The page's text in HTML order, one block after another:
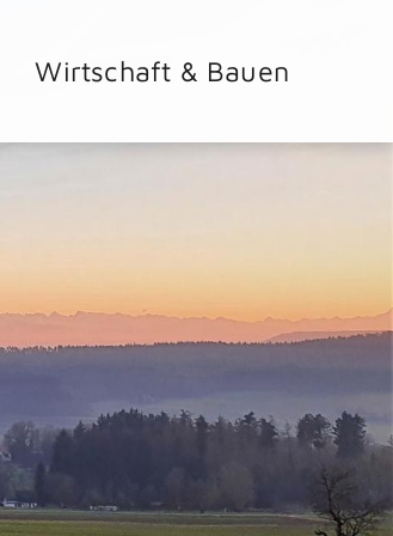
Wirtschaft & Bauen